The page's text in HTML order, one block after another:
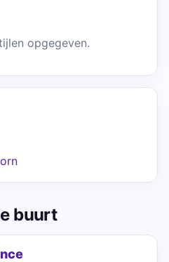
opgegeven.
buurt